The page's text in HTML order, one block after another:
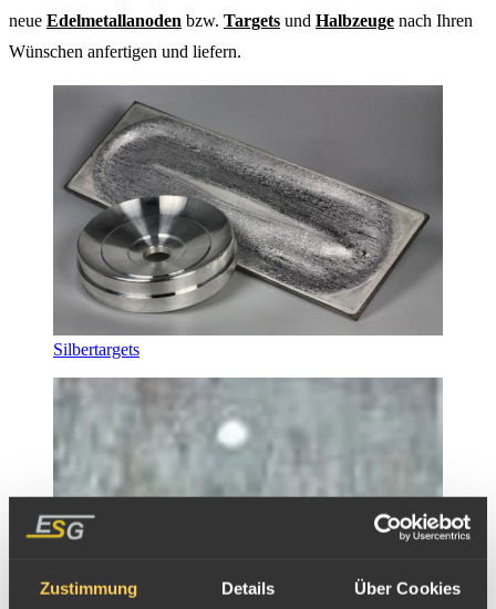
Zustimmung Details Über Cookies
neue Edelmetallanoden bzw. Targets und Halbzeuge nach Ihren
Wünschen anfertigen und liefern.
Silbertargets